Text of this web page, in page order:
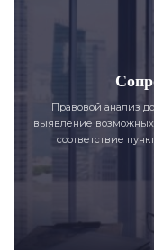
Правовой анализ
выявление возможных
соответствие